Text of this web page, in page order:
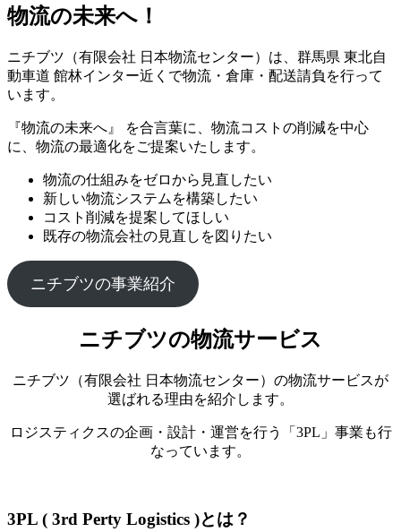
物流の未来へ！
ニチブツ（有限会社 日本物流センター）は、群馬県 東北自
動車道 館林インター近くで物流・倉庫・配送請負を行って
います。
『物流の未来へ』 を合言葉に、物流コストの削減を中心
に、物流の最適化をご提案いたします。
物流の仕組みをゼロから見直したい
新しい物流システムを構築したい
コスト削減を提案してほしい
既存の物流会社の見直しを図りたい
ニチブツの事業紹介
ニチブツの物流サービス
ニチブツ（有限会社 日本物流センター）の物流サービスが
選ばれる理由を紹介します。
ロジスティクスの企画・設計・運営を行う「3PL」事業も行
なっています。
3PL ( 3rd Perty Logistics )とは？